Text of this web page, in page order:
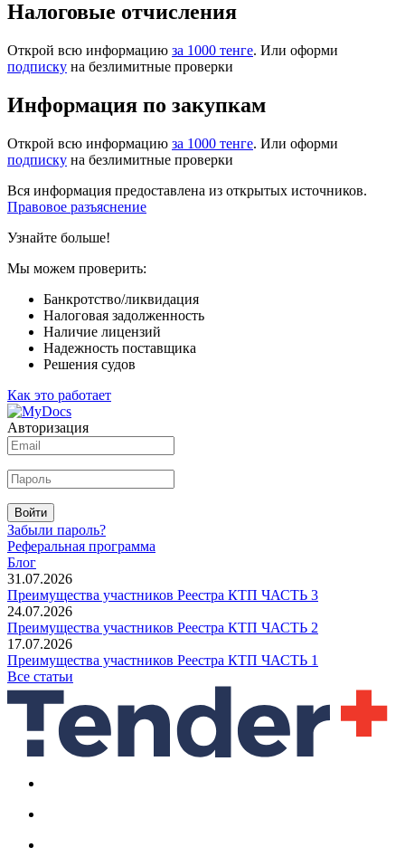
Налоговые отчисления
Открой всю информацию за 1000 тенге. Или оформи
подписку на безлимитные проверки
Информация по закупкам
Открой всю информацию за 1000 тенге. Или оформи
подписку на безлимитные проверки
Вся информация предоставлена из открытых источников.
Правовое разъяснение
Узнайте больше!
Мы можем проверить:
Банкротство/ликвидация
Налоговая задолженность
Наличие лицензий
Надежность поставщика
Решения судов
Как это работает
Авторизация
Войти
Забыли пароль?
Реферальная программа
Блог
31.07.2026
Преимущества участников Реестра КТП ЧАСТЬ 3
24.07.2026
Преимущества участников Реестра КТП ЧАСТЬ 2
17.07.2026
Преимущества участников Реестра КТП ЧАСТЬ 1
Все статьи